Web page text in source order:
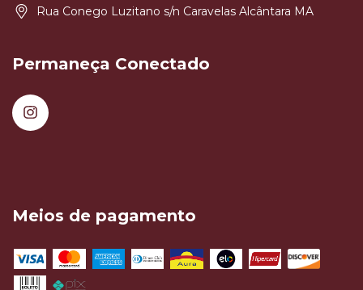
Rua Conego Luzitano s/n Caravelas Alcântara MA
Permaneça Conectado
Meios de pagamento